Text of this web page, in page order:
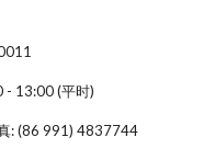
- 13:00 (平时)
: (86 991) 4837744